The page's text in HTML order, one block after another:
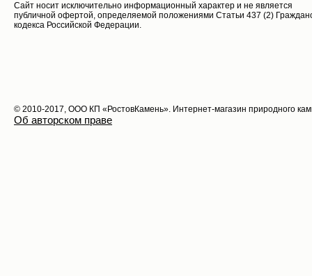
Cайт носит исключительно информационный характер и не является
публичной офертой, определяемой положениями Статьи 437 (2)
кодекса Российской Федерации.
© 2010-2017, ООО КП «РостовКамень». Интернет-магазин природного
Об авторском праве